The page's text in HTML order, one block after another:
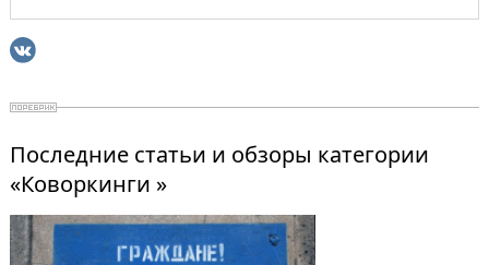
Последние статьи и обзоры категории
«Коворкинги »